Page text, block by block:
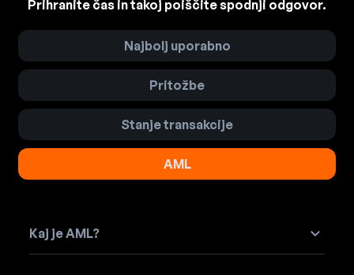
Prihranite čas in takoj poiščite spodnji odgovor.
Najbolj uporabno
Pritožbe
Stanje transakcije
AML
Kaj je AML?